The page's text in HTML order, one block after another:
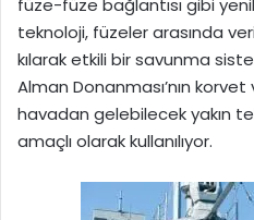
füze-füze bağlantısı gibi
teknoloji, füzeler arasında
kılarak etkili bir savunma
Alman Donanması’nın
havadan gelebilecek yakın
amaçlı olarak kullanılıyor.